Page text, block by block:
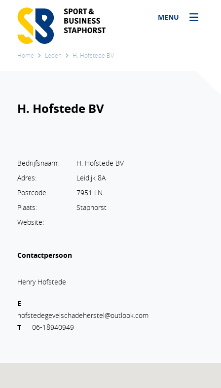
MENU
Home Leden H. Hofstede BV
H. Hofstede BV
Bedrijfsnaam:
H. Hofstede BV
Adres:
Leidijk 8A
Postcode:
7951 LN
Plaats:
Staphorst
Website:
Contactpersoon
Henry Hofstede
E
hofstedegevelschadeherstel@outlook.com
T
06-18940949